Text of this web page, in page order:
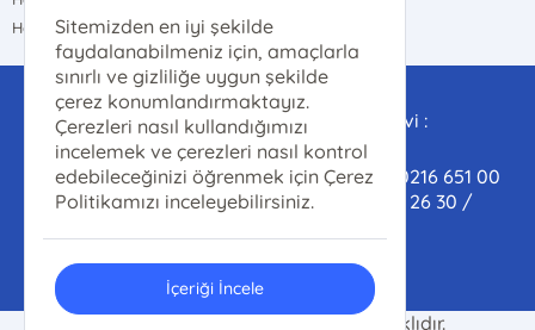
Hafta sonu : 09.00-17.00
Satış ve Dağıtım Destek:
satis@marmarailahiyatvakfi.org Yayınevi :
yayinevi@marmarailahiyatvakfi.org
Satış-Dağıtım Tel/Whatsapp (Toptan) : 0216 651 00
61 / Kitap-kahve(Perakende) : 0 553 804 26 30 /
© 2024 İlahiyat Vakfı. Her hakkı saklıdır.
Sitemizden en iyi şekilde
faydalanabilmeniz için, amaçlarla
sınırlı ve gizliliğe uygun şekilde
çerez konumlandırmaktayız.
Çerezleri nasıl kullandığımızı
incelemek ve çerezleri nasıl kontrol
edebileceğinizi öğrenmek için Çerez
Politikamızı inceleyebilirsiniz.
İçeriği İncele